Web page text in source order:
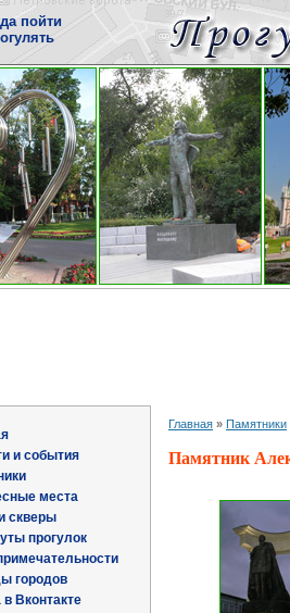
пойти
и события
места
скверы
прогулок
городов
в Вконтакте
Главная » Памятники
Памятник